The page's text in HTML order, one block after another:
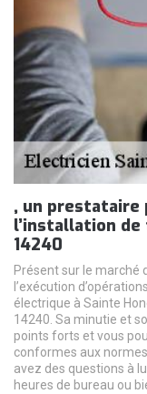
, un prestataire
l’installation
14240
Présent sur le marché
l’exécution
électrique à Sainte
14240. Sa minutie et
points forts et vous
conformes aux
avez des questions à
heures de bureau ou